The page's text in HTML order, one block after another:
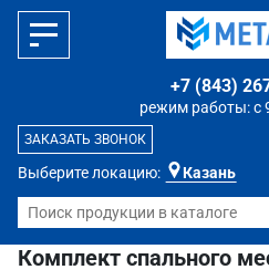
Выберите локацию: Казань
режим работы: с
+7 (843)
ЗАКАЗАТЬ ЗВОНОК
Комплект спального